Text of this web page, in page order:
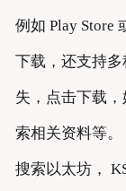
例如 Play Store
下载，还支持
失，点击下载
索相关资料等。
搜索以太坊，